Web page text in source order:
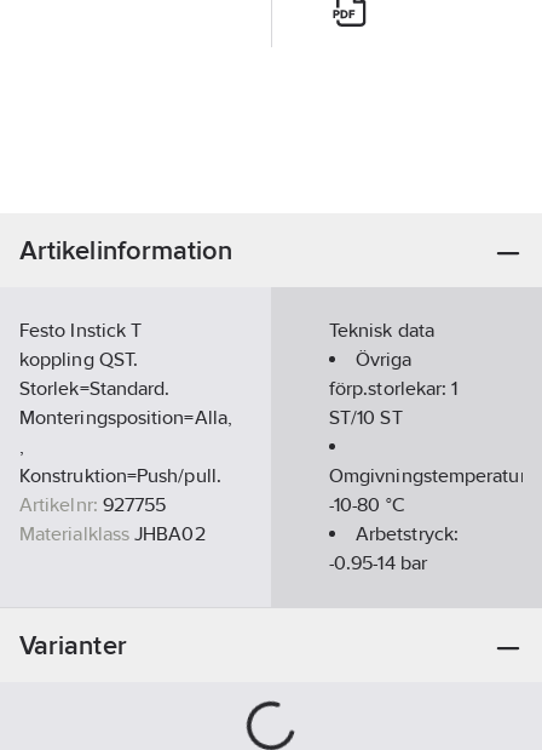
Artikelinformation
Festo Instick T
koppling QST.
Storlek=Standard.
Monteringsposition=Alla,
,
Konstruktion=Push/pull.
Artikelnr: 927755
Materialklass JHBA02
Teknisk data
Övriga
förp.storlekar:1
ST/10 ST
Omgivningstemperatur:
-10-80 °C
Arbetstryck:
-0.95-14bar
Varianter